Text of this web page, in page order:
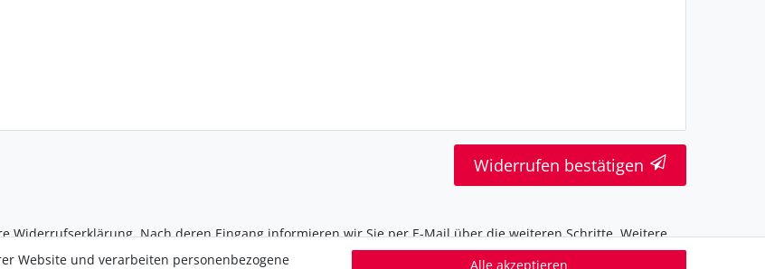
Widerrufen bestätigen
Widerrufserklärung. Nach deren Eingang informieren wir Sie per E-Mail über die weiteren Schritte. Weitere
in unserer Datenschutzerklärung
Website und verarbeiten personenbezogene Alle akzeptieren